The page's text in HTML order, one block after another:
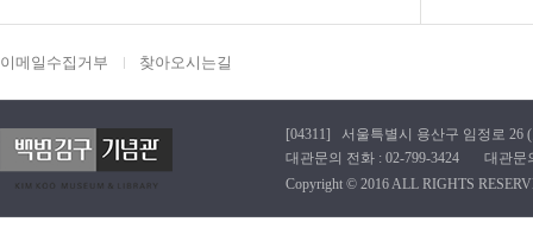
이메일수집거부 찾아오시는길
[04311] 서울특별시 용산구 임정로
대관문의 전화 : 02-799-3424 대관문
Copyright © 2016 ALL RIGHTS